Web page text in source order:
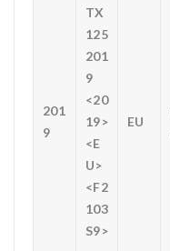
201
9
TX
125
201
9
<20
19>
<E
U>
<F2
103
S9>
EU